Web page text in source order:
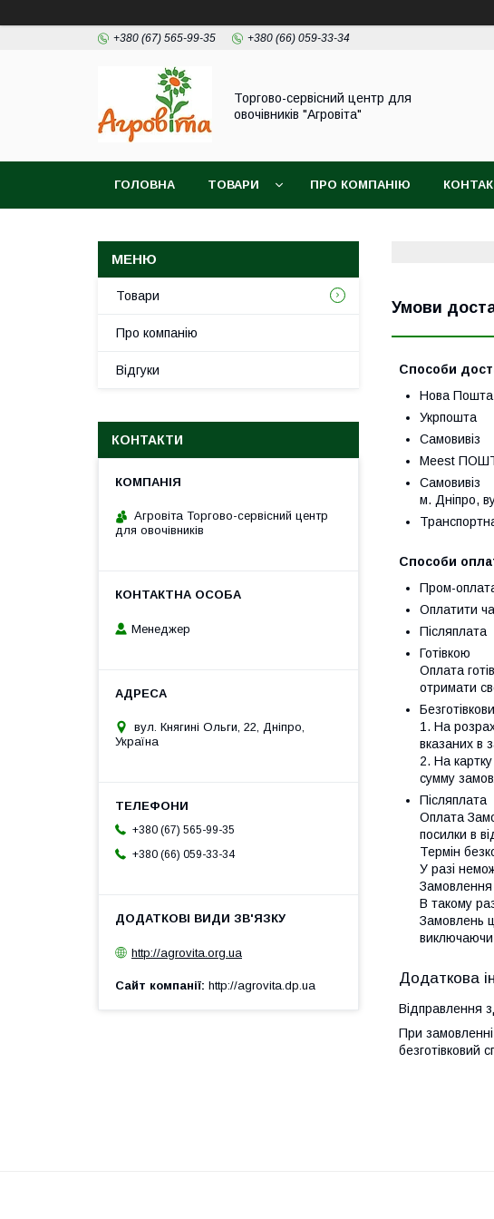
+380 (67) 565-99-35 +380 (66) 059-33-34
Торгово-сервісний центр для
овочівників "Агровіта"
ГОЛОВНА ТОВАРИ ПРО КОМПАНІЮ
Умови
Способи
Нова Пошта
Укрпошта
Самовивіз
Meest
Самовивіз
м. Дніпро,
Способи
Пром-
Оплатити
Післяплата
Готівкою
Оплата
отримати
1. На
вказаних в
2. На
сумму
Післяплата
Оплата
посилки в
Термін
У разі
В такому
Замовлень
виключаючи
Відправлення
При
безготівковий
Товари
Про компанію
Відгуки
КОНТАКТИ
Агровіта Торгово-сервісний центр
для овочівників
Менеджер
вул. Княгині Ольги, 22, Дніпро,
Україна
+380 (67) 565-99-35
+380 (66) 059-33-34
http://agrovita.org.ua
Сайт компанії http://agrovita.dp.ua